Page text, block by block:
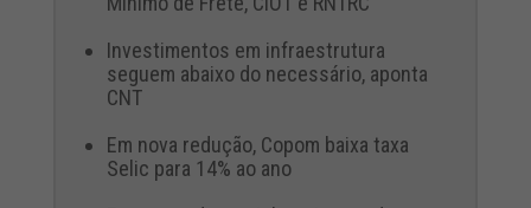
Investimentos em infraestrutura
seguem abaixo do necessário, aponta
CNT
Em nova redução, Copom baixa taxa
Selic para 14% ao ano